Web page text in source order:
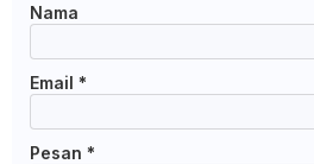
Nama
Email *
Pesan *